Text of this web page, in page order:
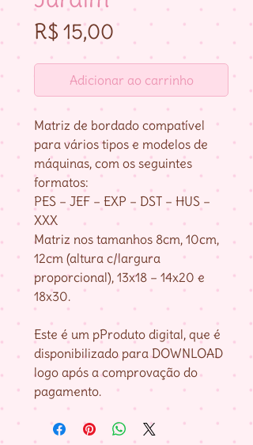
R$ 15,00Preço
Adicionar ao carrinho
Matriz de bordado compatível
para vários tipos e modelos de
máquinas, com os seguintes
formatos:
PES – JEF – EXP – DST – HUS –
XXX
Matriz nos tamanhos 8cm, 10cm,
12cm (altura c/largura
proporcional), 13x18 – 14x20 e
18x30.
Este é um pProduto digital, que é
disponibilizado para DOWNLOAD
logo após a comprovação do
pagamento.